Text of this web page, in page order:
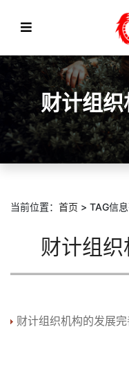
财计组
当前位置： 首页 > TAG信
财计组
财计组织机构的发展